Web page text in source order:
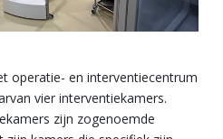
operatie- en interventiecentrum
vier interventiekamers.
zijn zogenoemde